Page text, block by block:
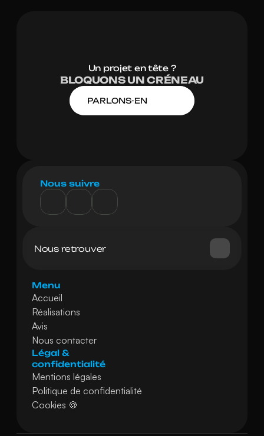
Un projet en tête ?
BLOQUONS UN CRÉNEAU
PARLONS-EN
Nous suivre
Nous retrouver
Menu
Accueil
Réalisations
Avis
Nous contacter
Légal &
confidentialité
Mentions légales
Politique de confidentialité
Cookies 🍪